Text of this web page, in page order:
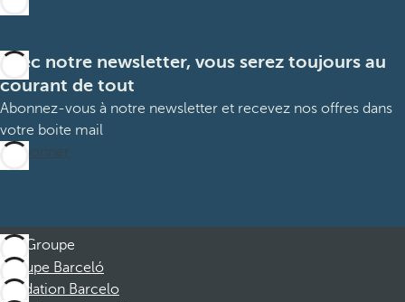
Avec notre newsletter, vous serez toujours au
courant de tout
Abonnez-vous à notre newsletter et recevez nos offres dans
votre boite mail
M’abonner
Groupe
Groupe Barceló
Fondation Barcelo